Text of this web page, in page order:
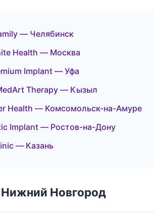
— Челябинск
Health — Москва
Implant — Уфа
Therapy — Кызыл
Health — Комсомольск-на-Амуре
Implant — Ростов-на-Дону
— Казань
Новгород